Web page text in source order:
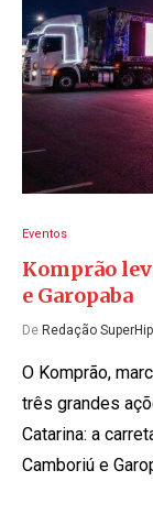
Eventos
Komprão
e Garopaba
De Redação
O Komprão,
três grandes
Catarina: a
Camboriú e